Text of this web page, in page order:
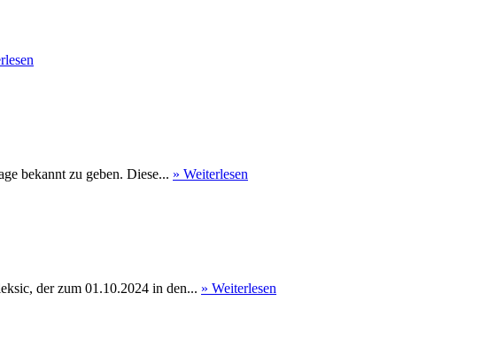
bekannt zu geben. Diese... » Weiterlesen
der zum 01.10.2024 in den... » Weiterlesen